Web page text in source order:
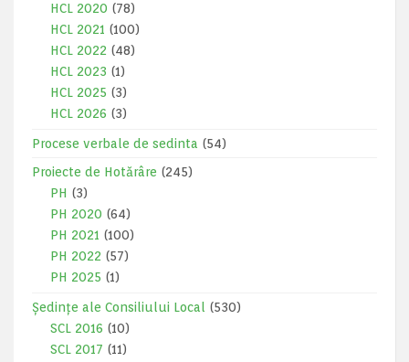
HCL 2020 (78)
HCL 2021 (100)
HCL 2022 (48)
HCL 2023 (1)
HCL 2025 (3)
HCL 2026 (3)
Procese verbale de sedinta (54)
Proiecte de Hotărâre (245)
PH (3)
PH 2020 (64)
PH 2021 (100)
PH 2022 (57)
PH 2025 (1)
Ședințe ale Consiliului Local
(530)
SCL 2016 (10)
SCL 2017 (11)